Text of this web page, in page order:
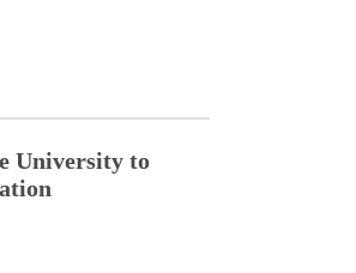
University to